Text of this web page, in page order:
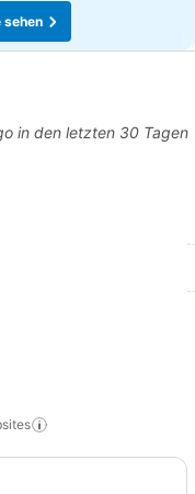
sehen
in den letzten 30 Tagen